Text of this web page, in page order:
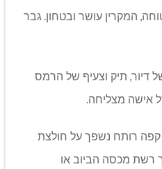
, המקרין עושר ובטחון. גבר
דיור, תיק וצעיף של הרמס
אישה מצליחה.
רותח נשפך על חולצת
רשת מכסה הביוב או